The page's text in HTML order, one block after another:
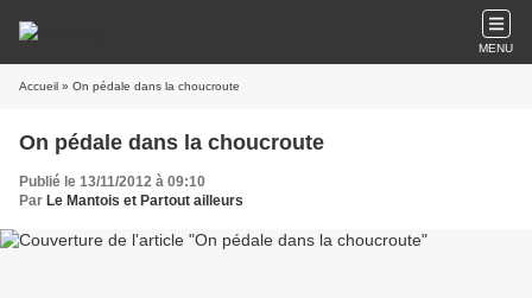
MENU
Accueil » On pédale dans la choucroute
On pédale dans la choucroute
Publié le 13/11/2012 à 09:10
Par Le Mantois et Partout ailleurs